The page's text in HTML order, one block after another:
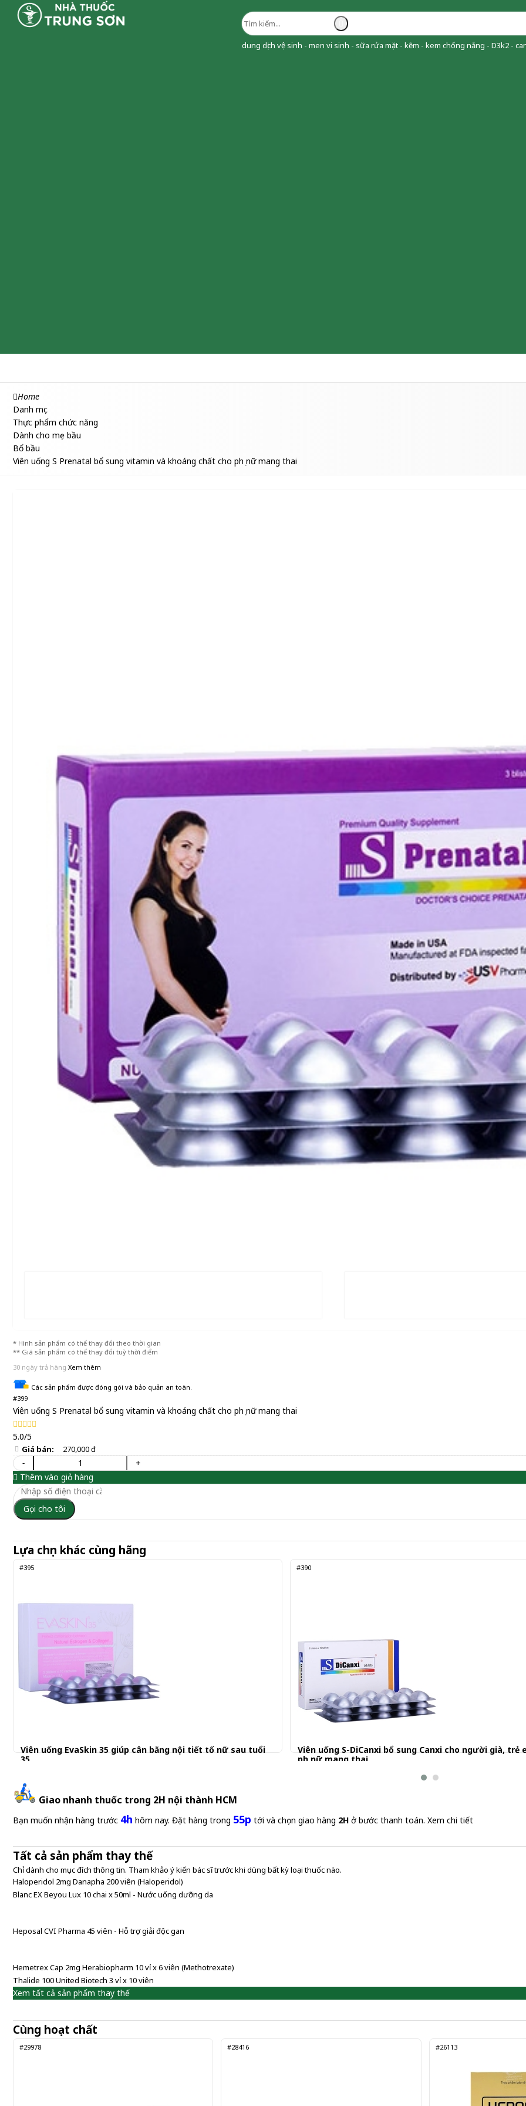
dung dịch vệ sinh - men vi sinh - sữa rửa mặt - kẽm - kem chống nắng - D3k2 -
Home
Danh mục
Thực phẩm chức năng
Dành cho mẹ bầu
Bổ bầu
Viên uống S Prenatal bổ sung vitamin và khoáng chất cho phụ nữ mang thai
* Hình sản phẩm có thể thay đổi theo thời gian
** Giá sản phẩm có thể thay đổi tuỳ thời điểm
30 ngày trả hàng Xem thêm
Các sản phẩm được đóng gói và bảo quản an toàn.
#399
Viên uống S Prenatal bổ sung vitamin và khoáng chất cho phụ nữ mang thai
5.0/5
Giá bán: 270,000 đ
-
+
Thêm vào giỏ hàng
Gọi cho tôi
Lựa chọn khác cùng hãng
#395
Viên uống EvaSkin 35 giúp cân bằng nội tiết tố nữ sau tuổi
35
#390
Viên uống S-DiCanxi bổ sung Canxi cho người già, trẻ
phụ nữ mang thai
Giao nhanh thuốc trong 2H nội thành HCM
Bạn muốn nhận hàng trước 4h hôm nay. Đặt hàng trong 55p tới và chọn giao hàng 2H ở bước thanh toán. Xem chi tiết
Tất cả sản phẩm thay thế
Chỉ dành cho mục đích thông tin. Tham khảo ý kiến bác sĩ trước khi dùng bất kỳ loại thuốc nào.
Haloperidol 2mg Danapha 200 viên (Haloperidol)
Blanc EX Beyou Lux 10 chai x 50ml - Nước uống dưỡng da
Heposal CVI Pharma 45 viên - Hỗ trợ giải độc gan
Hemetrex Cap 2mg Herabiopharm 10 vỉ x 6 viên (Methotrexate)
Thalide 100 United Biotech 3 vỉ x 10 viên
Xem tất cả sản phẩm thay thế
Cùng hoạt chất
#29978 #28416 #26113